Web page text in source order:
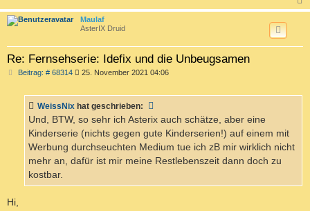
a
Maulaf
AsterIX Druid
Re: Fernsehserie: Idefix und die Unbeugsamen
Beitrag: # 68314B
r
a
g
25. November 2021 04:06
WeissNix hat geschrieben:
Und, BTW, so sehr ich Asterix auch schätze, aber eine
Kinderserie (nichts gegen gute Kinderserien!) auf einem mit
Werbung durchseuchten Medium tue ich zB mir wirklich nicht
mehr an, dafür ist mir meine Restlebenszeit dann doch zu
kostbar.
Hi,